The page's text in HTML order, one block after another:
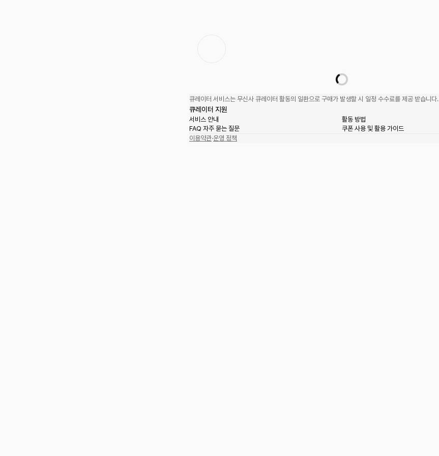
큐레이터 서비스는 무신사 큐레이터 활동의 일환으로 구매가 발생할 시 일정 수수료를 제공 받습니다.
큐레이터 지원
서비스 안내
활동 방법
FAQ 자주 묻는 질문
쿠폰 사용 및 활용 가이드
이용약관·운영 정책